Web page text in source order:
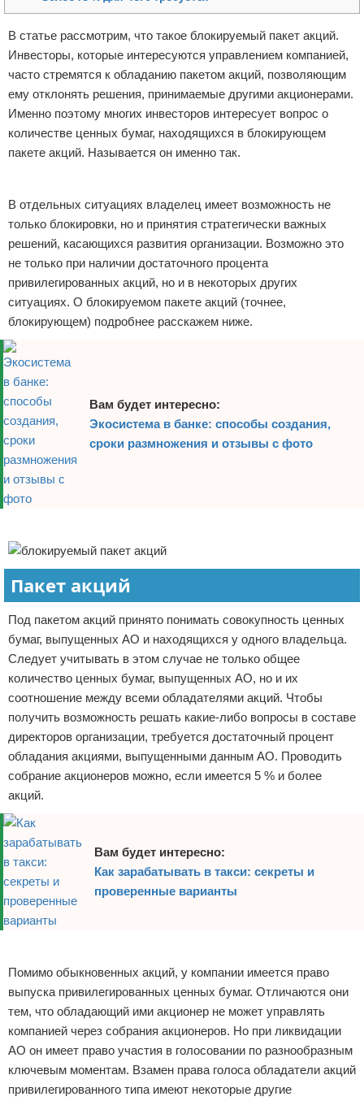
Обзоры услуг
Самосовершенствование
Деловое общение
В статье рассмотрим, что такое блокируемый пакет акций.
Инвесторы, которые интересуются управлением компанией,
часто стремятся к обладанию пакетом акций, позволяющим
ему отклонять решения, принимаемые другими акционерами.
Именно поэтому многих инвесторов интересует вопрос о
количестве ценных бумаг, находящихся в блокирующем
пакете акций. Называется он именно так.
В отдельных ситуациях владелец имеет возможность не
только блокировки, но и принятия стратегически важных
решений, касающихся развития организации. Возможно это
не только при наличии достаточного процента
привилегированных акций, но и в некоторых других
ситуациях. О блокируемом пакете акций (точнее,
блокирующем) подробнее расскажем ниже.
Вам будет интересно:
Экосистема в банке: способы создания,
сроки размножения и отзывы с фото
Пакет акций
Под пакетом акций принято понимать совокупность ценных
бумаг, выпущенных АО и находящихся у одного владельца.
Следует учитывать в этом случае не только общее
количество ценных бумаг, выпущенных АО, но и их
соотношение между всеми обладателями акций. Чтобы
получить возможность решать какие-либо вопросы в составе
директоров организации, требуется достаточный процент
обладания акциями, выпущенными данным АО. Проводить
собрание акционеров можно, если имеется 5 % и более
акций.
Вам будет интересно:
Как зарабатывать в такси: секреты и
проверенные варианты
Помимо обыкновенных акций, у компании имеется право
выпуска привилегированных ценных бумаг. Отличаются они
тем, что обладающий ими акционер не может управлять
компанией через собрания акционеров. Но при ликвидации
АО он имеет право участия в голосовании по разнообразным
ключевым моментам. Взамен права голоса обладатели акций
привилегированного типа имеют некоторые другие